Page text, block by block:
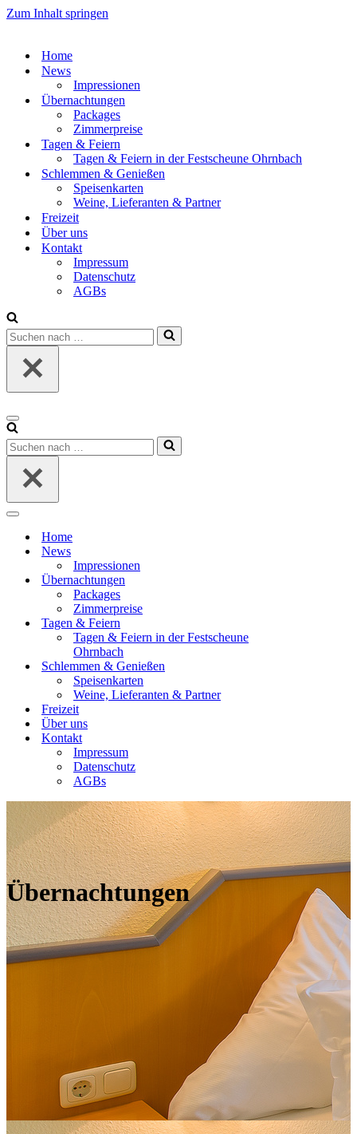
Zum Inhalt springen
Home
News
Impressionen
Übernachtungen
Packages
Zimmerpreise
Tagen & Feiern
Tagen & Feiern in der Festscheune Ohrnbach
Schlemmen & Genießen
Speisenkarten
Weine, Lieferanten & Partner
Freizeit
Über uns
Kontakt
Impressum
Datenschutz
AGBs
Suchen
nach …
Navigationsmenü
Suchen
nach …
Navigationsmenü
Home
News
Impressionen
Übernachtungen
Packages
Zimmerpreise
Tagen & Feiern
Tagen & Feiern in der Festscheune
Ohrnbach
Schlemmen & Genießen
Speisenkarten
Weine, Lieferanten & Partner
Freizeit
Über uns
Kontakt
Impressum
Datenschutz
AGBs
Übernachtungen